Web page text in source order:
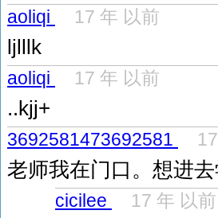
aoliqi 17 年 以前
ljlllk
aoliqi 17 年 以前
..kjj+
3692581473692581
老师我在门口。想进去
cicilee 17 年 以前